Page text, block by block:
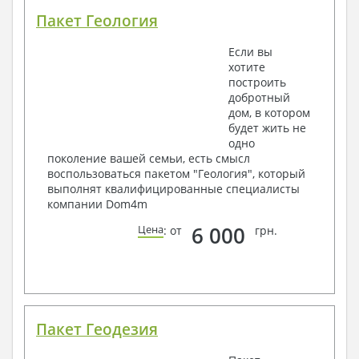
Пакет Геология
Если вы
хотите
построить
добротный
дом, в котором
будет жить не
одно
поколение вашей семьи, есть смысл
воспользоваться пакетом "Геология", который
выполнят квалифицированные специалисты
компании Dom4m
Цена: от 6 000 грн.
Пакет Геодезия